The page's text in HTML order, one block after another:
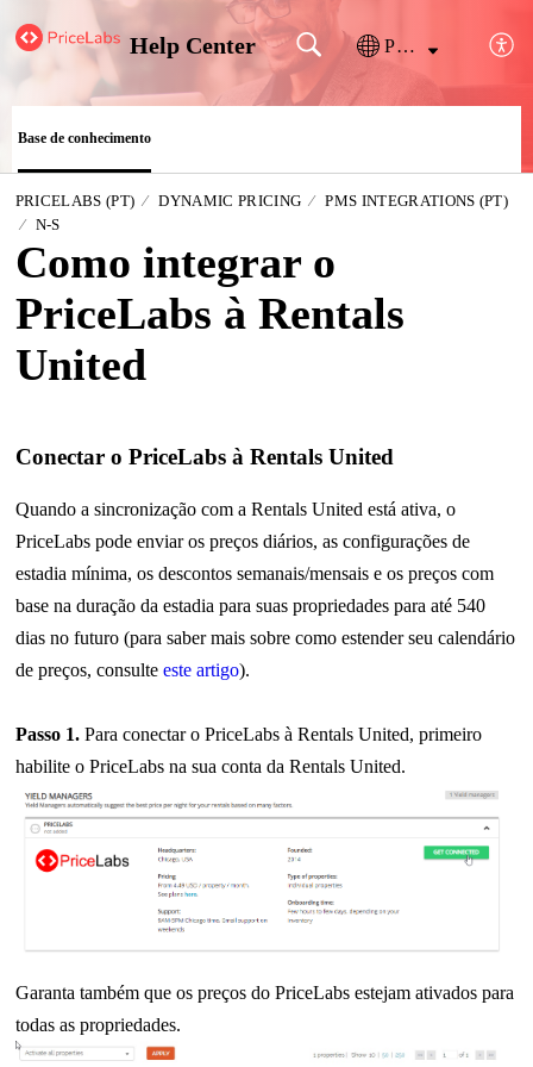
Help Center Português
Base de conhecimento
PRICELABS (PT) DYNAMIC PRICING
PMS INTEGRATIONS (PT)
N-S
Como integrar o
PriceLabs à Rentals
United
Conectar o PriceLabs à Rentals United
Quando a sincronização com a Rentals United está ativa, o
PriceLabs pode enviar os preços diários, as configurações de
estadia mínima, os descontos semanais/mensais e os preços com
base na duração da estadia para suas propriedades para até 540
dias no futuro (para saber mais sobre como estender seu calendário
de preços, consulte este artigo).
Passo 1. Para conectar o PriceLabs à Rentals United, primeiro
habilite o PriceLabs na sua conta da Rentals United.
Garanta também que os preços do PriceLabs estejam ativados para
todas as propriedades.